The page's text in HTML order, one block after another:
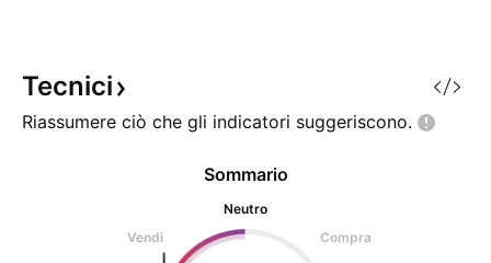
(corporate bond) pubblicata il 22
aprile sul blog, che trova
attraverso
Tecnici
Riassumere ciò che gli indicatori suggeriscono.
Sommario
Neutro
Vendi
Compra